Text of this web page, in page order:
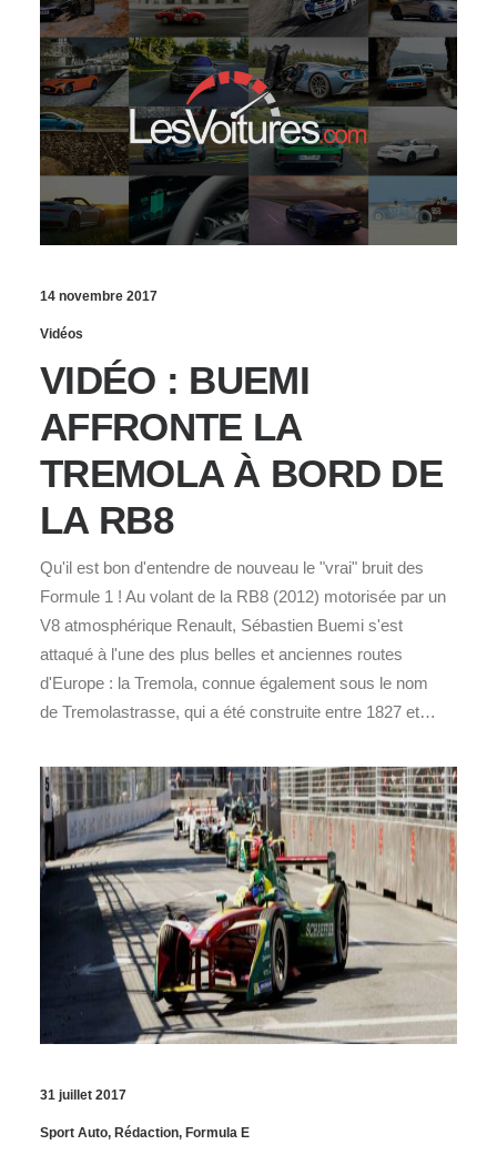
14 novembre 2017
Vidéos
VIDÉO : BUEMI
AFFRONTE LA
TREMOLA À BORD DE
LA RB8
Qu'il est bon d'entendre de nouveau le "vrai" bruit des
Formule 1 ! Au volant de la RB8 (2012) motorisée par un
V8 atmosphérique Renault, Sébastien Buemi s'est
attaqué à l'une des plus belles et anciennes routes
d'Europe : la Tremola, connue également sous le nom
de Tremolastrasse, qui a été construite entre 1827 et…
31 juillet 2017
Sport Auto, Rédaction, Formula E